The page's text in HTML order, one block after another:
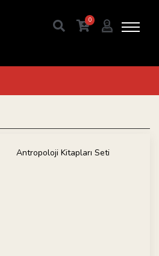
0
Antropoloji Kitapları Seti